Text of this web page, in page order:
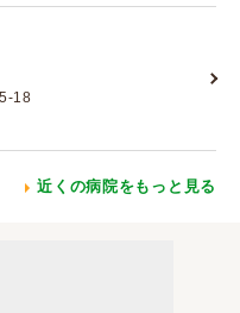
18
近くの病院をもっと見る